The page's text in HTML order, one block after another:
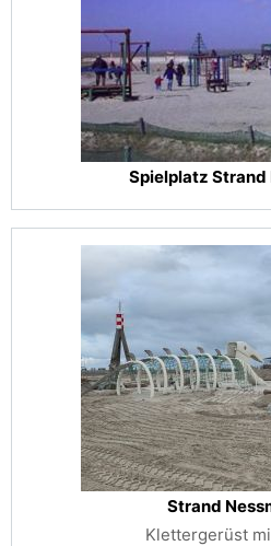
Spielplatz Strand
Strand
Klettergerüst